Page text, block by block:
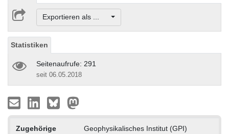
Exportieren als ...
Statistiken
Seitenaufrufe: 291
seit 06.05.2018
Zugehörige
Geophysikalisches Institut (GPI)